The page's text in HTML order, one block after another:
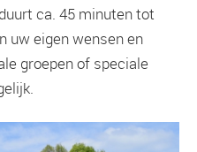
ca. 45 minuten tot
uw eigen wensen en
groepen of speciale